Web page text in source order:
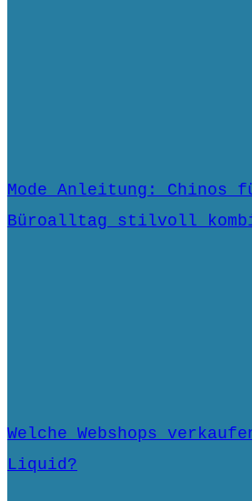
Mode Anleitung: Chinos
Büroalltag stilvoll
Welche Webshops
Liquid?